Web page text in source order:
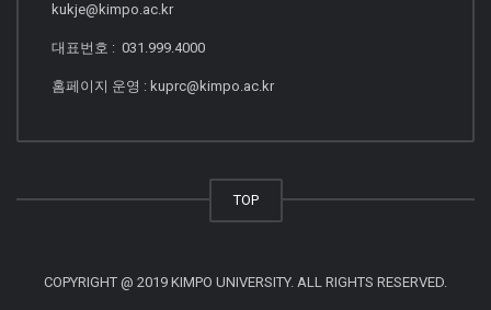
kukje@kimpo.ac.kr
대표번호 : 031.999.4000
홈페이지 운영 : kuprc@kimpo.ac.kr
TOP
COPYRIGHT @ 2019 KIMPO UNIVERSITY. ALL RIGHTS RESERVED.